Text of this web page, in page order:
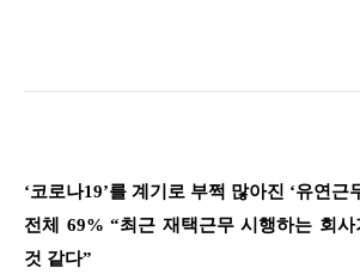
‘코로나19’를 계기로 부쩍 많아진 ‘유연근
전체 69% “최근 재택근무 시행하는 회사
것 같다”